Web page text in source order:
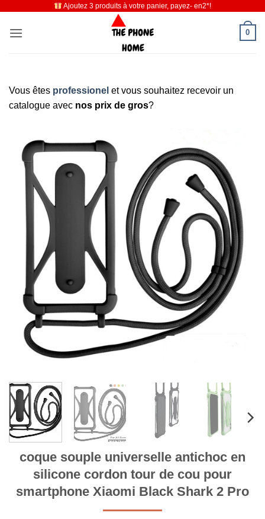
contenu
Ajoutez 3 produits à votre panier, payez- en2*!
0
Vous êtes professionel et vous souhaitez recevoir un
catalogue avec nos prix de gros?
coque souple universelle antichoc en
silicone cordon tour de cou pour
smartphone Xiaomi Black Shark 2 Pro